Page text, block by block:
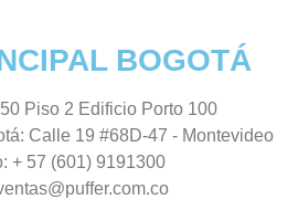
BOGOTÁ
Piso 2 Edificio Porto 100
Calle 19 #68D-47 - Montevideo
+ 57 (601) 9191300